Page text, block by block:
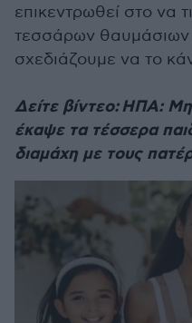
επικεντρωθεί στο να
τεσσάρων θαυμάσιων
σχεδιάζουμε να το
Δείτε βίντεο: ΗΠΑ:
έκαψε τα τέσσερα
διαμάχη με τους